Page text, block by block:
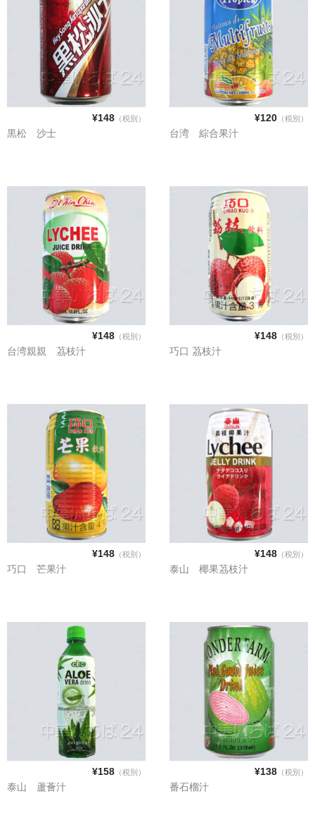
漬物類
健康食品
野菜＆果物
ピータン・塩漬け卵
電話カード
中国雑貨
言語:
日本語
¥148（税別）
黒松 沙士
¥120（税別）
台湾 綜合果汁
¥148（税別）
台湾親親 茘枝汁
¥148（税別）
巧口 茘枝汁
¥148（税別）
巧口 芒果汁
¥148（税別）
泰山 椰果茘枝汁
¥158（税別）
泰山 蘆薈汁
¥138（税別）
番石榴汁